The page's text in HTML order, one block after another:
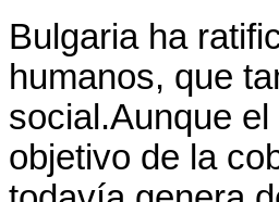
Bulgaria ha
humanos, que
social.Aunque
objetivo de la